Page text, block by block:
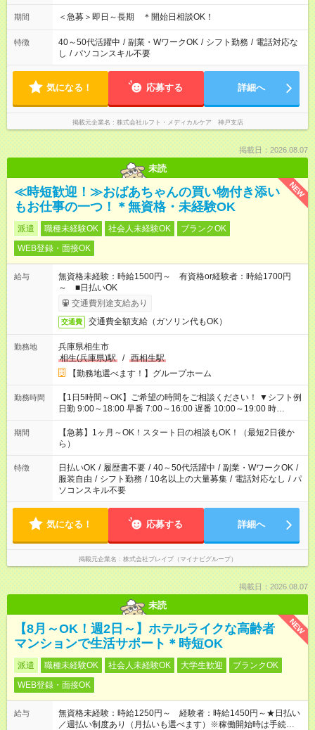
期間 ＜急募＞即日～長期 ＊開始日相談OK！
特徴 40～50代活躍中 / 副業・WワークOK / シフト勤務 / 電話対応な
し / パソコンスキル不要
気になる！ 応募する 詳細へ
掲載元企業名 株式会社ルフト・メディカルケア 神戸支店
掲載日：2026.08.07
未読
NEW
≪時短歓迎！≫おばあちゃんの買い物付き添い
もお仕事の一つ！＊無資格・未経験OK
派遣 職種未経験OK 社会人未経験OK
ブランクOK
WEB登録・面接OK
給与
無資格未経験：時給1500円～ 有資格or経験者：時給1700円
～ ■日払いOK
交通費別途支給あり
交通費 交通費全額支給（ガソリン代もOK）
勤務地
兵庫県相生市
相生(兵庫県)駅
/ 西相生駅
【勤務地選べます！】グループホーム
勤務時間
【1日5時間～OK】ご希望の時間をご相談ください！ ▼シフト例
日勤 9:00～18:00 早番 7:00～16:00 遅番 10:00～19:00 時
短 10:00～15:00 上記はあくまで一例です。 「夕方までには帰宅
しておきたい」 「朝はゆっくりのスタートがいい」 「お昼の時
間を有効に使いたい」 など、ご希望があれば教えてください
ね。
期間
【急募】1ヶ月～OK！スタート日の相談もOK！（最短2日後か
ら）
特徴 日払いOK / 履歴書不要 / 40～50代活躍中 / 副業・WワークOK /
服装自由 / シフト勤務 / 10名以上の大量募集 / 電話対応なし / パ
ソコンスキル不要
気になる！ 応募する 詳細へ
掲載元企業名 株式会社ブレイブ（マイナビグループ）
掲載日：2026.08.07
未読
NEW
【8月～OK！週2日～】ホテルライクな高齢者
マンションで生活サポート＊時短OK
派遣 職種未経験OK 社会人未経験OK 大学生歓迎
ブランクOK
WEB登録・面接OK
給与
無資格未経験：時給1250円～ 経験者：時給1450円～★日払い
／週払い制度あり（月払いも選べます）※稼働開始時は手続き完